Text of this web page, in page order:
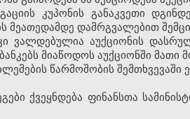
კუპონის განაკვეთი
მეათედამდე დამრგვალებით
ვალდებულია აუქციონის
მიაწოდოს აუქციონში
წარმოშობის
ქვეყნდება ფინანსთა